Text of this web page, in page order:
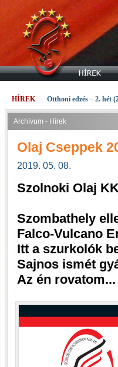
HÍREK Otthoni edzés – 2. hét
Archívum - Hírek
Olaj Cseppek
2019. 05. 08.
Szolnoki Olaj
Szombathely
Falco-Vulcano
Itt a szurkolók
Sajnos ismét
Az én rovatom...